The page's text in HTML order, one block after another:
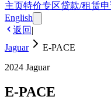
主页特价专区贷款/租赁
English
返回 |
Jaguar
E-PACE
2024 Jaguar
E-PACE